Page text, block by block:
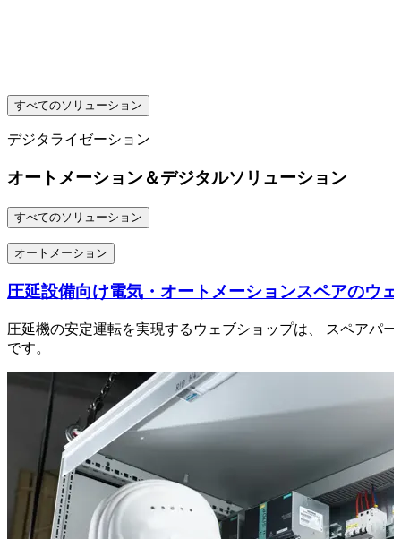
すべてのソリューション
デジタライゼーション
オートメーション＆デジタルソリューション
すべてのソリューション
オートメーション
圧延設備向け電気・オートメーションスペアのウ
圧延機の安定運転を実現するウェブショップは、 スペアパ
です。